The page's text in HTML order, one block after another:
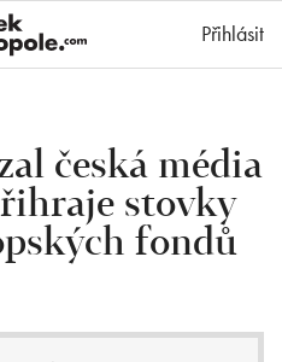
Přihlásit
česká média
stovky
fondů